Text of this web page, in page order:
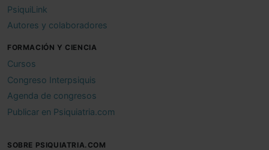
PsiquiLink
Autores y colaboradores
FORMACIÓN Y CIENCIA
Cursos
Congreso Interpsiquis
Agenda de congresos
Publicar en Psiquiatria.com
SOBRE PSIQUIATRIA.COM